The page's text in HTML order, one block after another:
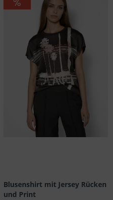
Blusenshirt mit Jersey Rücken
und Print